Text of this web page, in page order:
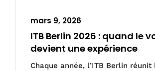
mars 9, 2026
ITB Berlin 2026 : quand le
devient une expérience
Chaque année, l’ITB Berlin réunit